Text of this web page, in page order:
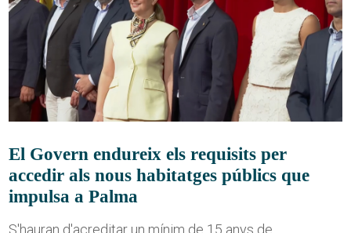
El Govern endureix els requisits per
accedir als nous habitatges públics que
impulsa a Palma